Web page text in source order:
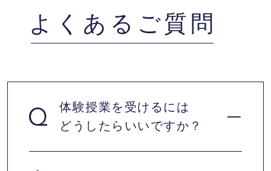
よくあるご質問
体験授業を受けるには
どうしたらいいですか？